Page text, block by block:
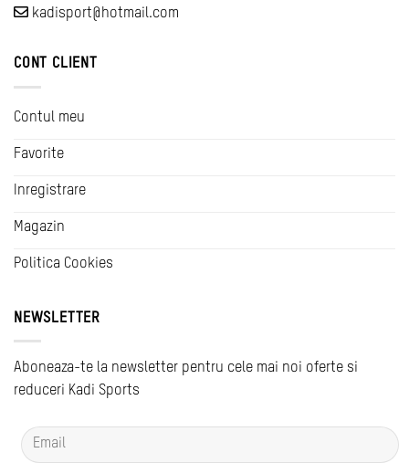
kadisport@hotmail.com
CONT CLIENT
Contul meu
Favorite
Inregistrare
Magazin
Politica Cookies
NEWSLETTER
Aboneaza-te la newsletter pentru cele mai noi oferte si
reduceri Kadi Sports